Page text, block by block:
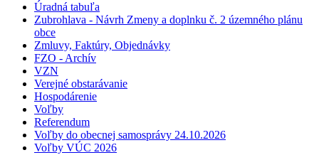
Úradná tabuľa
Zubrohlava - Návrh Zmeny a doplnku č. 2 územného plánu
obce
Zmluvy, Faktúry, Objednávky
FZO - Archív
VZN
Verejné obstarávanie
Hospodárenie
Voľby
Referendum
Voľby do obecnej samosprávy 24.10.2026
Voľby VÚC 2026